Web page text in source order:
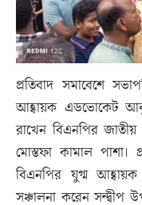
প্রতিবাদ সমাবেশে
আহ্বায়ক এডভোকেট আবু
রাখেন বিএনপির জাতীয়
মোস্তফা কামাল পাশা।
বিএনপির যুগ্ম আহ্বায়ক
সঞ্চালনা করেন